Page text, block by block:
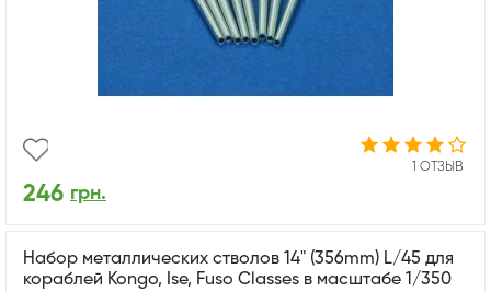
1 ОТЗЫВ
246 грн.
Набор металлических стволов 14" (356mm) L/45 для
кораблей Kongo, Ise, Fuso Classes в масштабе 1/350